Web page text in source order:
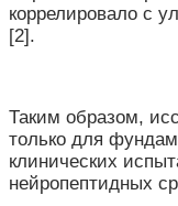
коррелировало с
[2].
Таким образом,
только для
клинических
нейропептидных